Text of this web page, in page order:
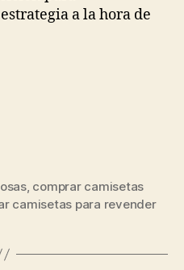
a la hora de
, comprar camisetas
camisetas para revender